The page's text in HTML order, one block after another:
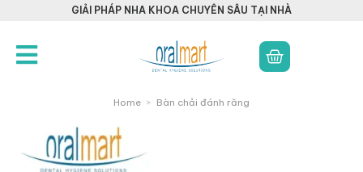
GIẢI PHÁP NHA KHOA CHUYÊN SÂU TẠI NHÀ
Home > Bàn chải đánh răng